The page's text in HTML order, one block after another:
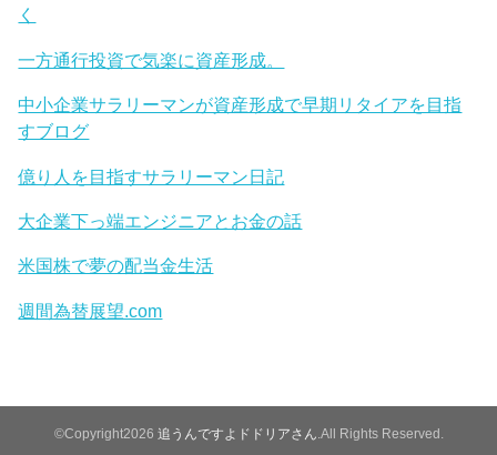
く
一方通行投資で気楽に資産形成。
中小企業サラリーマンが資産形成で早期リタイアを目指
すブログ
億り人を目指すサラリーマン日記
大企業下っ端エンジニアとお金の話
米国株で夢の配当金生活
週間為替展望.com
©Copyright2026 追うんですよドドリアさん .All Rights Reserved.